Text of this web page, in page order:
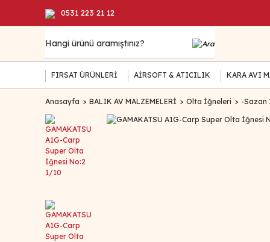
0531 223 21 12
FIRSAT ÜRÜNLERİ AİRSOFT & ATICILIK KARA AVI
Anasayfa BALIK AV MALZEMELERİ Olta İğneleri -Sazan